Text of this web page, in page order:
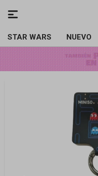
STAR WARS NUEVO
